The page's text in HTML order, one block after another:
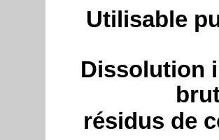
Utilisable
Dissolution
résidus de